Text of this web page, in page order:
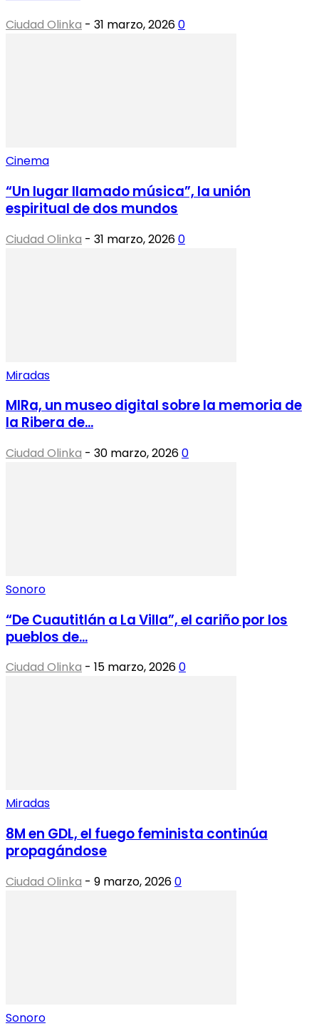
Ciudad Olinka - 31 marzo, 20260
Cinema
“Un lugar llamado música”, la unión
espiritual de dos mundos
Ciudad Olinka - 31 marzo, 20260
Miradas
MIRa, un museo digital sobre la memoria de
la Ribera de...
Ciudad Olinka - 30 marzo, 20260
Sonoro
“De Cuautitlán a La Villa”, el cariño por los
pueblos de...
Ciudad Olinka - 15 marzo, 20260
Miradas
8M en GDL, el fuego feminista continúa
propagándose
Ciudad Olinka - 9 marzo, 20260
Sonoro